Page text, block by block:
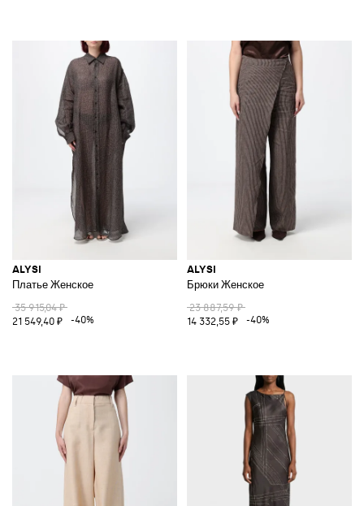
ALYSI
Платье Женское
35 915,04 ₽
21 549,40 ₽
-40%
ALYSI
Брюки Женское
23 887,59 ₽
14 332,55 ₽
-40%